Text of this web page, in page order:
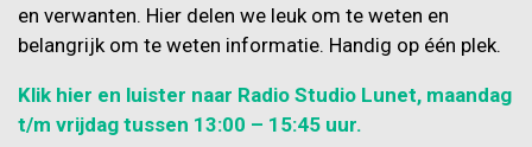
en verwanten. Hier delen we leuk om te weten en
belangrijk om te weten informatie. Handig op één plek.
Klik hier en luister naar Radio Studio Lunet, maandag
t/m vrijdag tussen 13:00 – 15:45 uur.